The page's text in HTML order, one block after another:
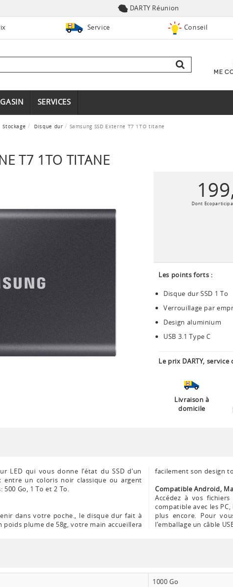
DARTY Réunion
Service Conseil
ME
SERVICES
Stockage Disque dur Samsung SSD Externe T7 1TO titane
T7 1TO TITANE
199
Dont
Les points forts :
Disque dur SSD 1 To
Verrouillage par
Design aluminium
USB 3.1 Type C
Le prix DARTY, service
Livraison à
domicile
LED qui vous donne l’état du SSD d’un
entre un coloris noir classique ou argent
Go, 1 To et 2 To.
dans votre poche., le disque dur fait à
plume de 58g, votre main accueillera
facilement son design
Compatible Android,
Accédez à vos
compatible avec les
plus encore. Pour
l’emballage un câble
1000 Go